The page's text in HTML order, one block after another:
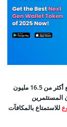
يُذكر نجاح اكتتاب عملة بيست واليت (Best Wallet) بجمع أكثر من 16.5 مليون
وما يزال بإمكان المستثمرين
للاستمتاع بالمكافآت